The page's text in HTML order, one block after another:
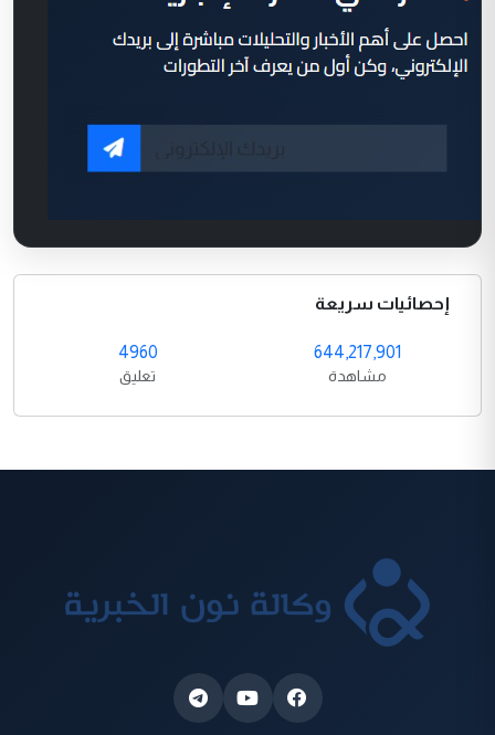
إحصائيات سريعة
644,217,901
مشاهدة
4960
تعليق